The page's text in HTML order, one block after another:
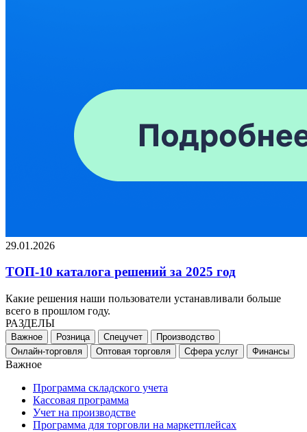
29.01.2026
ТОП-10 каталога решений за 2025 год
Какие решения наши пользователи устанавливали больше
всего в прошлом году.
РАЗДЕЛЫ
Важное Розница Спецучет
Производство
Онлайн-торговля
Оптовая торговля Сфера услуг Финансы
Важное
Программа складского учета
Кассовая программа
Учет на производстве
Программа для торговли на маркетплейсах